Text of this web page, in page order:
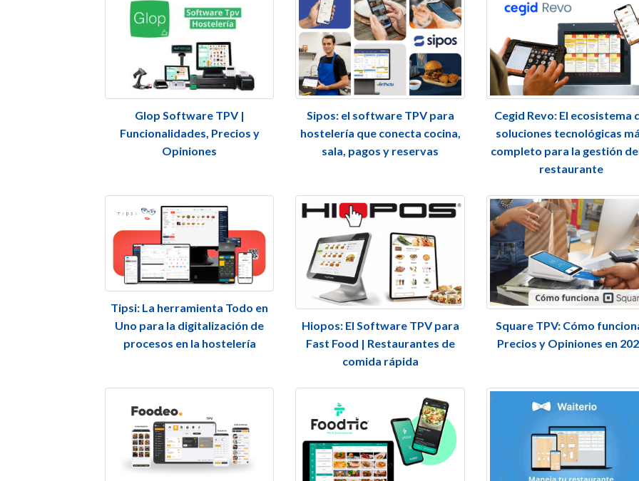
Glop Software TPV |
Funcionalidades, Precios y
Opiniones
Sipos: el software TPV para
hostelería que conecta cocina,
sala, pagos y reservas
Cegid Revo: El ecosistema
soluciones tecnológicas
completo para la gestión
restaurante
Tipsi: La herramienta Todo en
Uno para la digitalización de
procesos en la hostelería
Hiopos: El Software TPV para
Fast Food | Restaurantes de
comida rápida
Square TPV: Cómo
Precios y Opiniones en